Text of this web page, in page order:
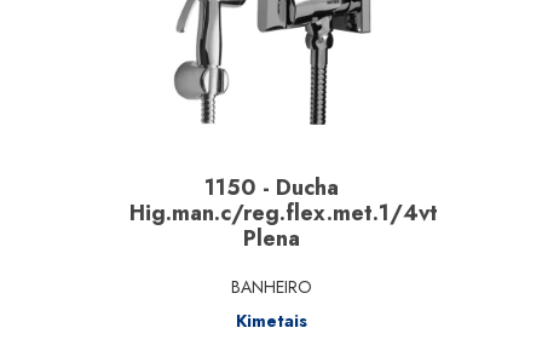
1150 - Ducha
Hig.man.c/reg.flex.met.1/4vt
Plena
BANHEIRO
Kimetais